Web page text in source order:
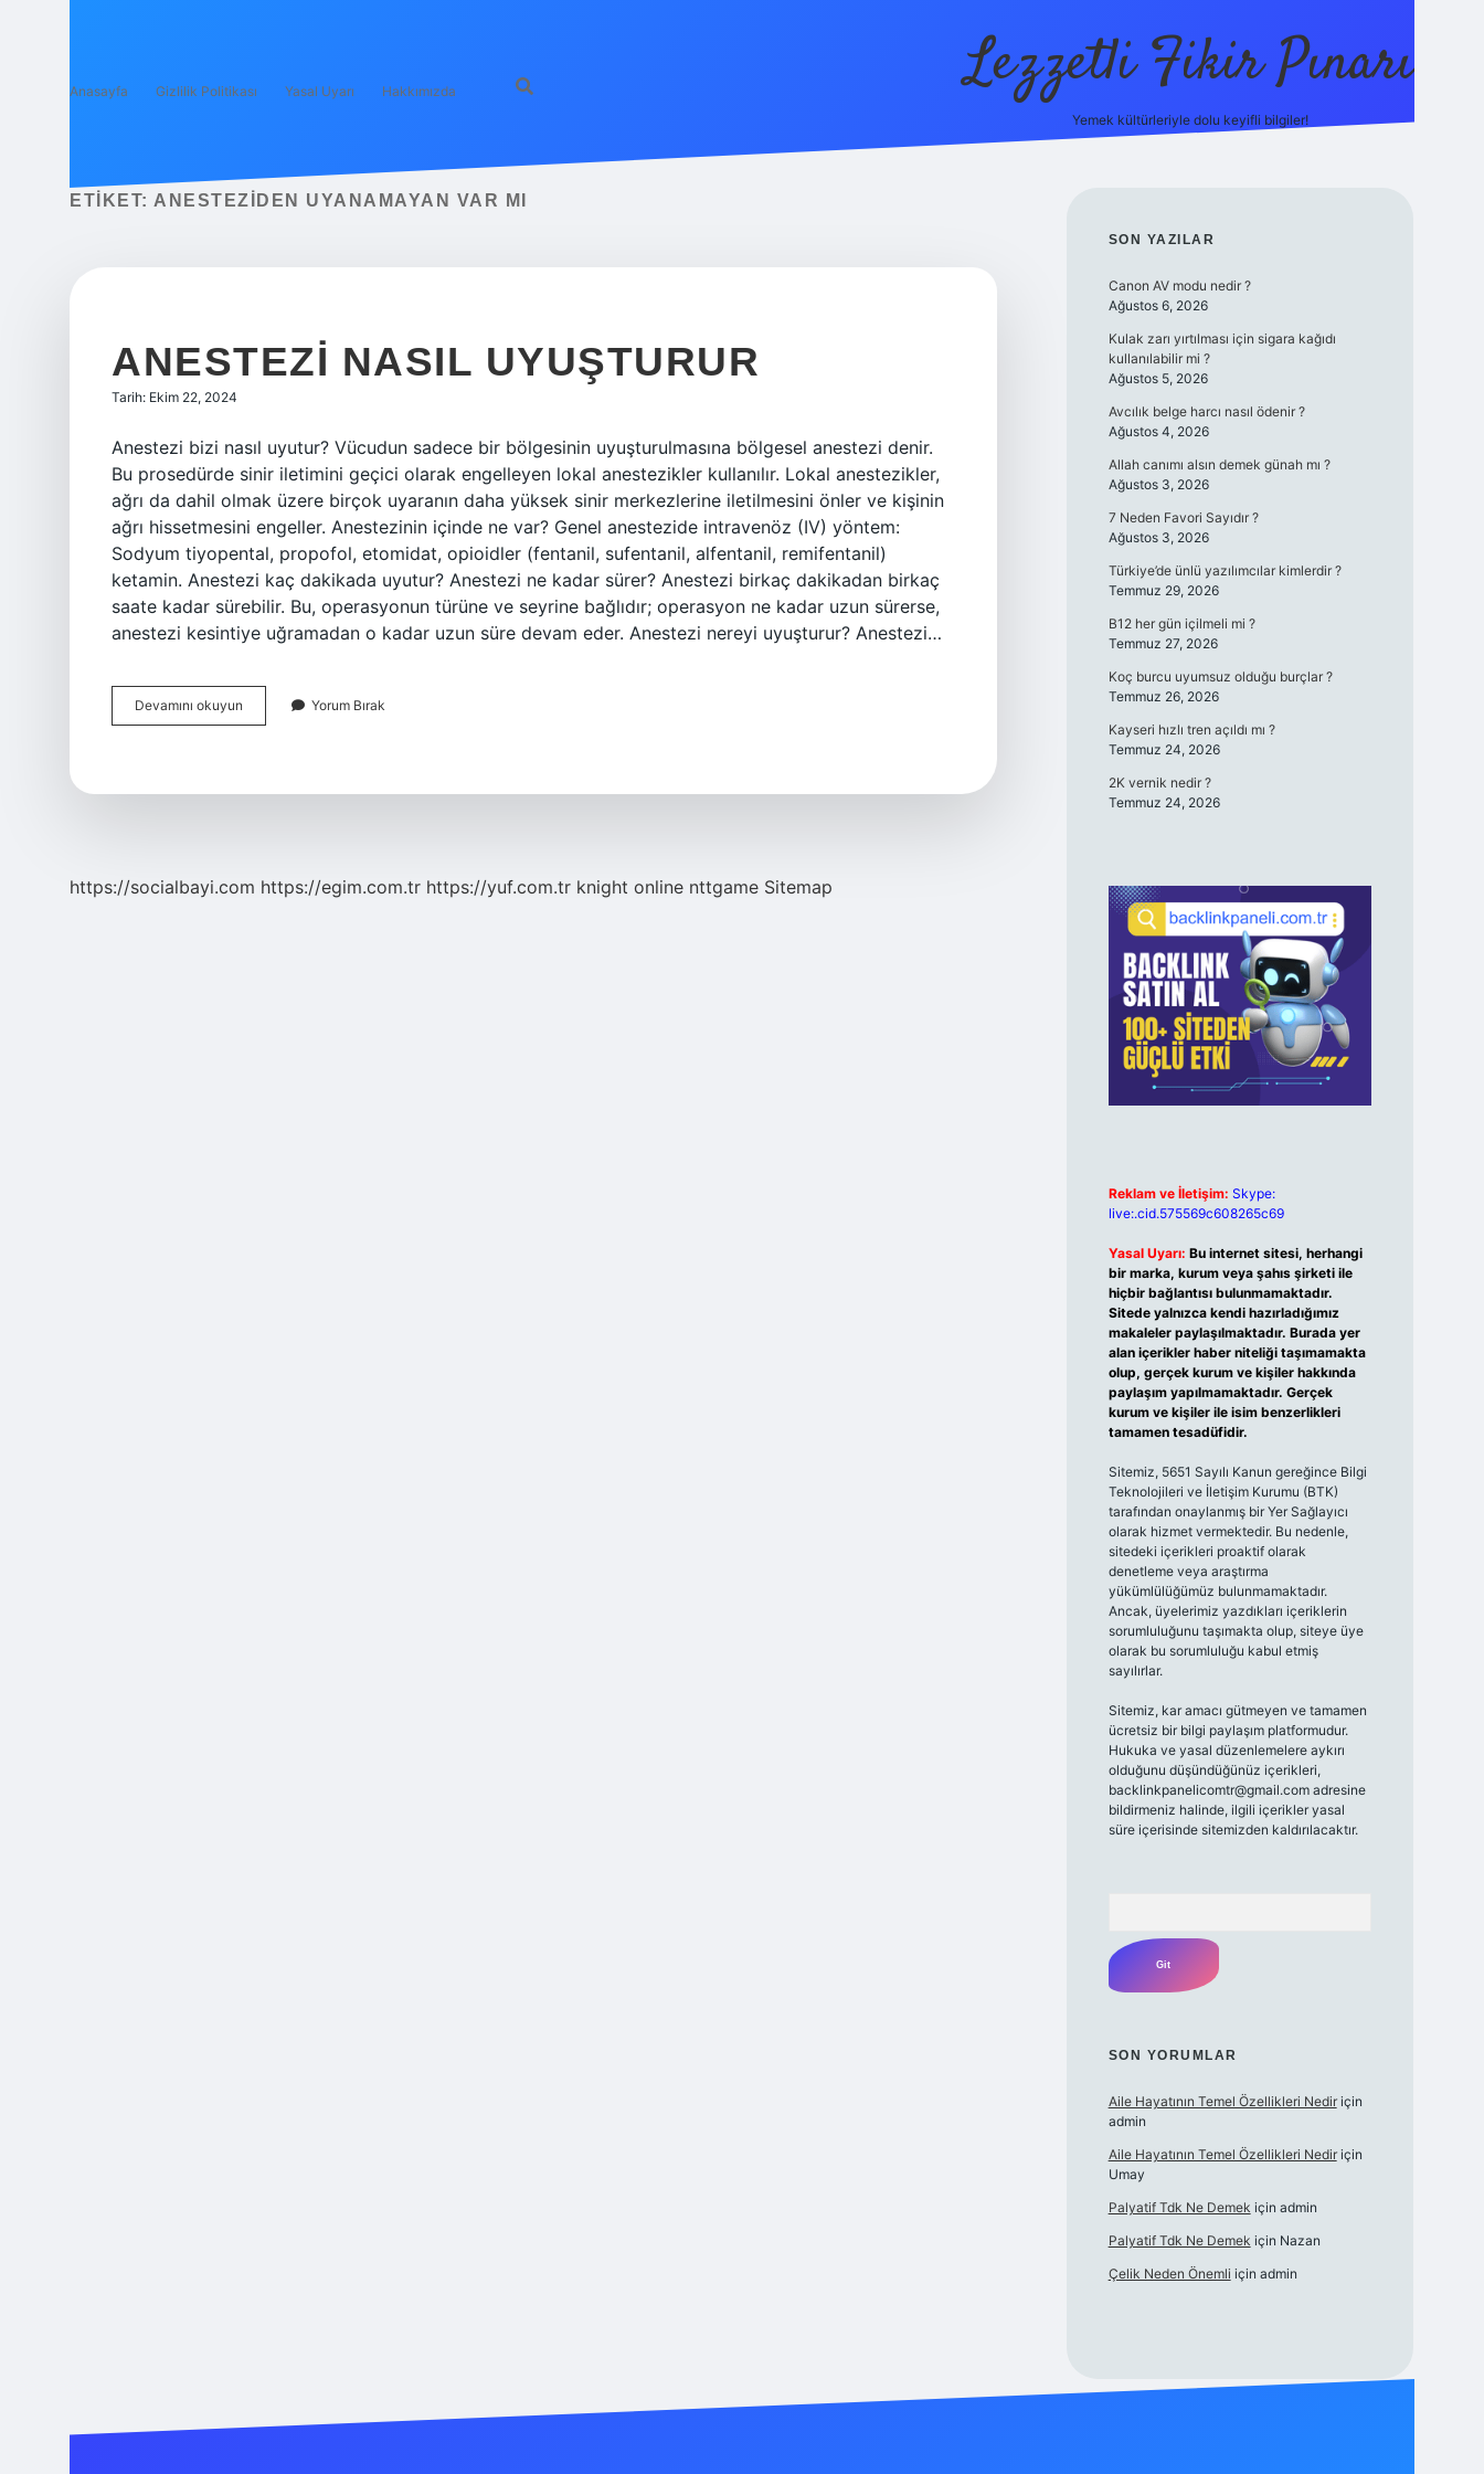
Anasayfa Gizlilik Politikası Yasal Uyarı Hakkımızda Lezzetli Fikir Pınarı
Yemek kültürleriyle dolu keyifli bilgiler!
ETIKET: ANESTEZIDEN UYANAMAYAN VAR MI
ANESTEZI NASIL UYUŞTURUR
Tarih: Ekim 22, 2024
Anestezi bizi nasıl uyutur? Vücudun sadece bir bölgesinin uyuşturulmasına bölgesel anestezi denir.
Bu prosedürde sinir iletimini geçici olarak engelleyen lokal anestezikler kullanılır. Lokal anestezikler,
ağrı da dahil olmak üzere birçok uyaranın daha yüksek sinir merkezlerine iletilmesini önler ve kişinin
ağrı hissetmesini engeller. Anestezinin içinde ne var? Genel anestezide intravenöz (IV) yöntem:
Sodyum tiyopental, propofol, etomidat, opioidler (fentanil, sufentanil, alfentanil, remifentanil)
ketamin. Anestezi kaç dakikada uyutur? Anestezi ne kadar sürer? Anestezi birkaç dakikadan birkaç
saate kadar sürebilir. Bu, operasyonun türüne ve seyrine bağlıdır; operasyon ne kadar uzun sürerse,
anestezi kesintiye uğramadan o kadar uzun süre devam eder. Anestezi nereyi uyuşturur? Anestezi…
Devamını okuyun Anestezi
Nasıl
Yorum Bırak
https://socialbayi.com https://egim.com.tr https://yuf.com.tr knight online nttgame Sitemap
SIDEBAR
SON YAZILAR
Canon AV modu nedir ?
Ağustos 6, 2026
Kulak zarı yırtılması için sigara kağıdı
kullanılabilir mi ?
Ağustos 5, 2026
Avcılık belge harcı nasıl ödenir ?
Ağustos 4, 2026
Allah canımı alsın demek günah mı ?
Ağustos 3, 2026
7 Neden Favori Sayıdır ?
Ağustos 3, 2026
Türkiye’de ünlü yazılımcılar kimlerdir ?
Temmuz 29, 2026
B12 her gün içilmeli mi ?
Temmuz 27, 2026
Koç burcu uyumsuz olduğu burçlar ?
Temmuz 26, 2026
Kayseri hızlı tren açıldı mı ?
Temmuz 24, 2026
2K vernik nedir ?
Temmuz 24, 2026
Reklam ve İletişim: Skype:
live:.cid.575569c608265c69
Yasal Uyarı: Bu internet sitesi, herhangi
bir marka, kurum veya şahıs şirketi ile
hiçbir bağlantısı bulunmamaktadır.
Sitede yalnızca kendi hazırladığımız
makaleler paylaşılmaktadır. Burada yer
alan içerikler haber niteliği taşımamakta
olup, gerçek kurum ve kişiler hakkında
paylaşım yapılmamaktadır. Gerçek
kurum ve kişiler ile isim benzerlikleri
tamamen tesadüfidir.
Sitemiz, 5651 Sayılı Kanun gereğince Bilgi
Teknolojileri ve İletişim Kurumu (BTK)
tarafından onaylanmış bir Yer Sağlayıcı
olarak hizmet vermektedir. Bu nedenle,
sitedeki içerikleri proaktif olarak
denetleme veya araştırma
yükümlülüğümüz bulunmamaktadır.
Ancak, üyelerimiz yazdıkları içeriklerin
sorumluluğunu taşımakta olup, siteye üye
olarak bu sorumluluğu kabul etmiş
sayılırlar.
Sitemiz, kar amacı gütmeyen ve tamamen
ücretsiz bir bilgi paylaşım platformudur.
Hukuka ve yasal düzenlemelere aykırı
olduğunu düşündüğünüz içerikleri,
backlinkpanelicomtr@gmail.comadresine
bildirmeniz halinde, ilgili içerikler yasal
süre içerisinde sitemizden kaldırılacaktır.
SON YORUMLAR
Aile Hayatının Temel Özellikleri Nediriçin
admin
Aile Hayatının Temel Özellikleri Nediriçin
Umay
Palyatif Tdk Ne Demek için admin
Palyatif Tdk Ne Demek için Nazan
Çelik Neden Önemli için admin